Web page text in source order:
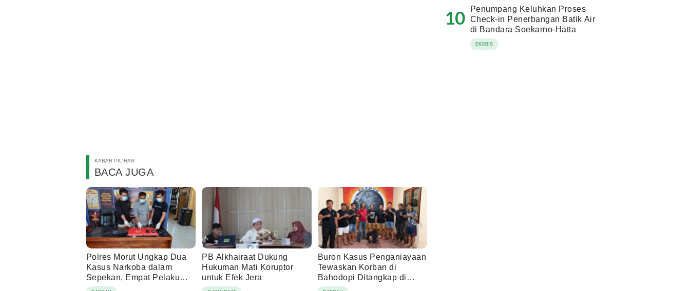
KABAR PILIHAN
BACA JUGA
Polres Morut Ungkap Dua
Kasus Narkoba dalam
Sepekan, Empat Pelaku
Ditangkap
PB Alkhairaat Dukung
Hukuman Mati Koruptor
untuk Efek Jera
Buron Kasus Penganiayaan
Tewaskan Korban di
Bahodopi Ditangkap di
Buton
10
Penumpang Keluhkan Proses
Check-in Penerbangan Batik Air
di Bandara Soekarno-Hatta
EKOBIS